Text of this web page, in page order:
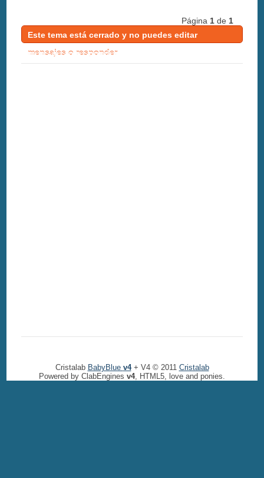
Página 1de 1
Este tema está cerrado y no puedes editar
mensajes o responder
Cristalab BabyBlue v4+ V4 © 2011 Cristalab
Powered by ClabEngines v4, HTML5, love and ponies.